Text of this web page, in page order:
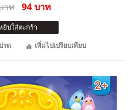
าท 94 บาท
ยิบใส่ตะกร้า
รด
เพิ่มไปเปรียบเทียบ